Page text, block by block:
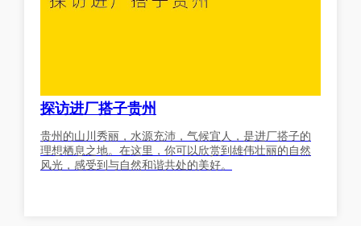
探访进厂搭子贵州
贵州的山川秀丽，水源充沛，气候宜人，是进厂搭子的
理想栖息之地。在这里，你可以欣赏到雄伟壮丽的自然
风光，感受到与自然和谐共处的美好。